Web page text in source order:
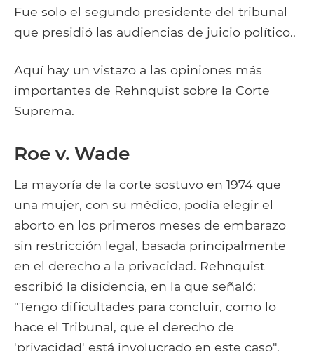
Fue solo el segundo presidente del tribunal
que presidió las audiencias de juicio político..
Aquí hay un vistazo a las opiniones más
importantes de Rehnquist sobre la Corte
Suprema.
Roe v. Wade
La mayoría de la corte sostuvo en 1974 que
una mujer, con su médico, podía elegir el
aborto en los primeros meses de embarazo
sin restricción legal, basada principalmente
en el derecho a la privacidad. Rehnquist
escribió la disidencia, en la que señaló:
"Tengo dificultades para concluir, como lo
hace el Tribunal, que el derecho de
'privacidad' está involucrado en este caso".